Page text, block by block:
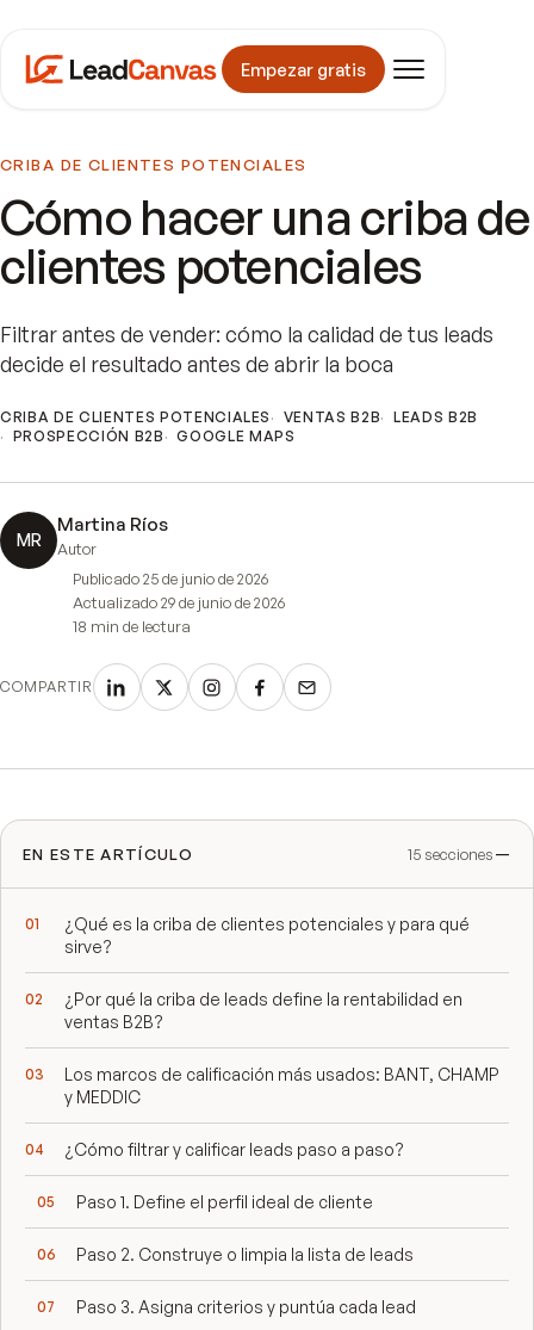
Empezar gratis
CRIBA DE CLIENTES POTENCIALES
Cómo hacer una criba de
clientes potenciales
Filtrar antes de vender: cómo la calidad de tus leads
decide el resultado antes de abrir la boca
CRIBA DE CLIENTES POTENCIALES VENTAS B2B
LEADS B2B
PROSPECCIÓN B2B
GOOGLE MAPS
MR
Martina Ríos
Autor
Publicado25 de junio de 2026
Actualizado29 de junio de 2026
18 min de lectura
COMPARTIR
EN ESTE ARTÍCULO 15 secciones
¿Qué es la criba de clientes potenciales y para qué
sirve?
¿Por qué la criba de leads define la rentabilidad en
ventas B2B?
Los marcos de calificación más usados: BANT, CHAMP
y MEDDIC
¿Cómo filtrar y calificar leads paso a paso?
Paso 1. Define el perfil ideal de cliente
Paso 2. Construye o limpia la lista de leads
Paso 3. Asigna criterios y puntúa cada lead